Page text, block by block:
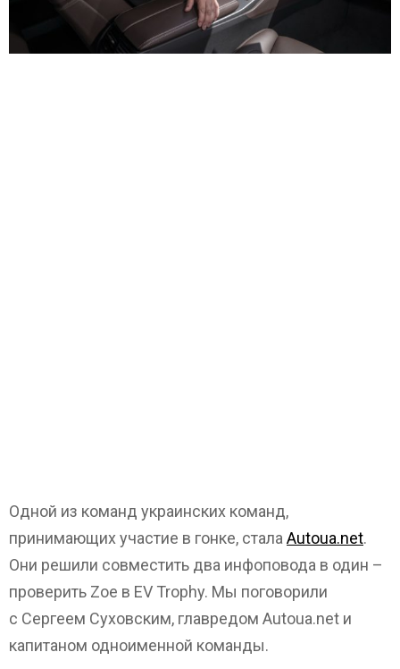
Одной из команд украинских команд,
принимающих участие в гонке, стала Autoua.net.
Они решили совместить два инфоповода в один –
проверить Zoe в EV Trophy. Мы поговорили
с Сергеем Суховским, главредом Autoua.net и
капитаном одноименной команды.